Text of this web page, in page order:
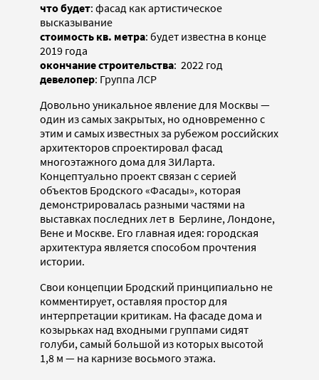
что будет: фасад как артистическое
высказывание
стоимость кв. метра: будет известна в конце
2019 года
окончание строительства: 2022 год
девелопер: Группа ЛСР
Довольно уникальное явление для Москвы —
один из самых закрытых, но одновременно с
этим и самых известных за рубежом российских
архитекторов спроектировал фасад
многоэтажного дома для ЗИЛарта.
Концептуально проект связан с серией
объектов Бродского «Фасады», которая
демонстрировалась разными частями на
выставках последних лет в Берлине, Лондоне,
Вене и Москве. Его главная идея: городская
архитектура является способом прочтения
истории.
Свои концепции Бродский принципиально не
комментирует, оставляя простор для
интерпретации критикам. На фасаде дома и
козырьках над входными группами сидят
голуби, самый большой из которых высотой
1,8 м — на карнизе восьмого этажа.